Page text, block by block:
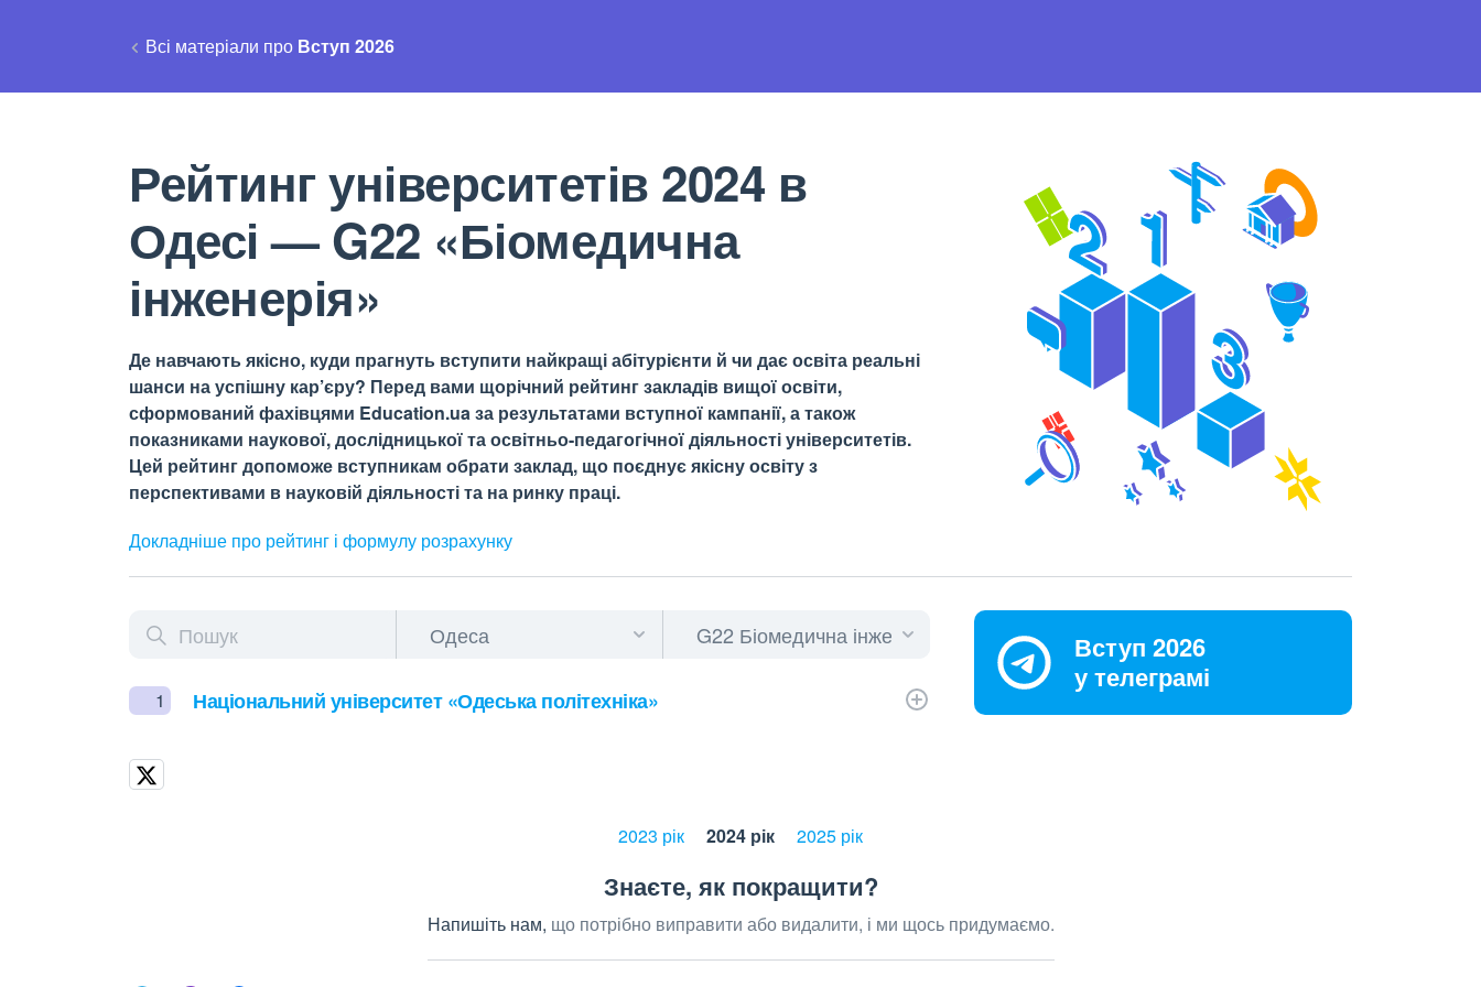
Всі матеріали про Вступ 2026
Рейтинг університетів 2024 в
Одесі — G22 «Біомедична
інженерія»
Де навчають якісно, куди прагнуть вступити найкращі абітурієнти й чи дає освіта реальні
шанси на успішну кар’єру? Перед вами щорічний рейтинг закладів вищої освіти,
сформований фахівцями Education.ua за результатами вступної кампанії, а також
показниками наукової, дослідницької та освітньо-педагогічної діяльності університетів.
Цей рейтинг допоможе вступникам обрати заклад, що поєднує якісну освіту з
перспективами в науковій діяльності та на ринку праці.
Докладніше про рейтинг і формулу розрахунку
1 Національний університет «Одеська політехніка»
Вступ 2026
у телеграмі
2023 рік 2024 рік 2025 рік
Знаєте, як покращити?
Напишіть нам, що потрібно виправити або видалити, і ми щось придумаємо.